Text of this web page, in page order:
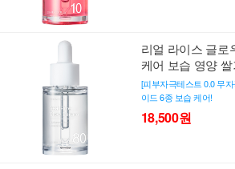
리얼 라이스 글로
케어 보습 영양
[피부자극테스트 0.0 무
이드 6종 보습 케어!
18,500원